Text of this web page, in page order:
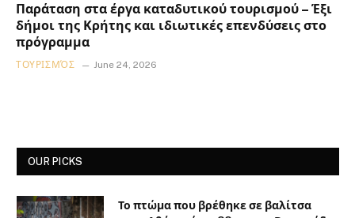
Παράταση στα έργα καταδυτικού τουρισμού – Έξι
δήμοι της Κρήτης και ιδιωτικές επενδύσεις στο
πρόγραμμα
ΤΟΥΡΙΣΜΌΣ June 24, 2026
OUR PICKS
Το πτώμα που βρέθηκε σε βαλίτσα